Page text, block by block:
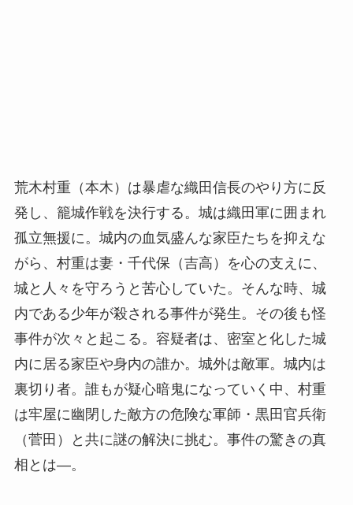
荒木村重（本木）は暴虐な織田信長のやり方に反
発し、籠城作戦を決行する。城は織田軍に囲まれ
孤立無援に。城内の血気盛んな家臣たちを抑えな
がら、村重は妻・千代保（吉高）を心の支えに、
城と人々を守ろうと苦心していた。そんな時、城
内である少年が殺される事件が発生。その後も怪
事件が次々と起こる。容疑者は、密室と化した城
内に居る家臣や身内の誰か。城外は敵軍。城内は
裏切り者。誰もが疑心暗鬼になっていく中、村重
は牢屋に幽閉した敵方の危険な軍師・黒田官兵衛
（菅田）と共に謎の解決に挑む。事件の驚きの真
相とは―。